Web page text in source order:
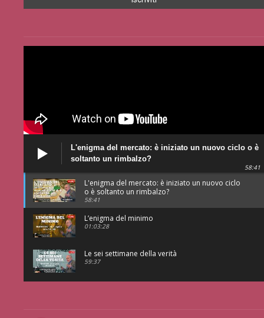
L'enigma del mercato: è iniziato un nuovo ciclo o è
soltanto un rimbalzo?
58:41
L'enigma del mercato: è iniziato un nuovo ciclo
o è soltanto un rimbalzo?
58:41
L’enigma del minimo
01:03:28
Le sei settimane della verità
59:37